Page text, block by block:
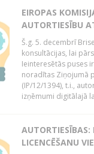
EIROPAS
AUTORTIESĪBU
Š.g. 5. decembrī
konsultācijas, lai
Ieinteresētās puses
noradītas Ziņojumā
(IP/12/1394), t.i.,
izņēmumi digitālajā
AUTORTIESĪBAS:
LICENCĒŠANU